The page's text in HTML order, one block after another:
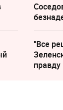
"Все
правду